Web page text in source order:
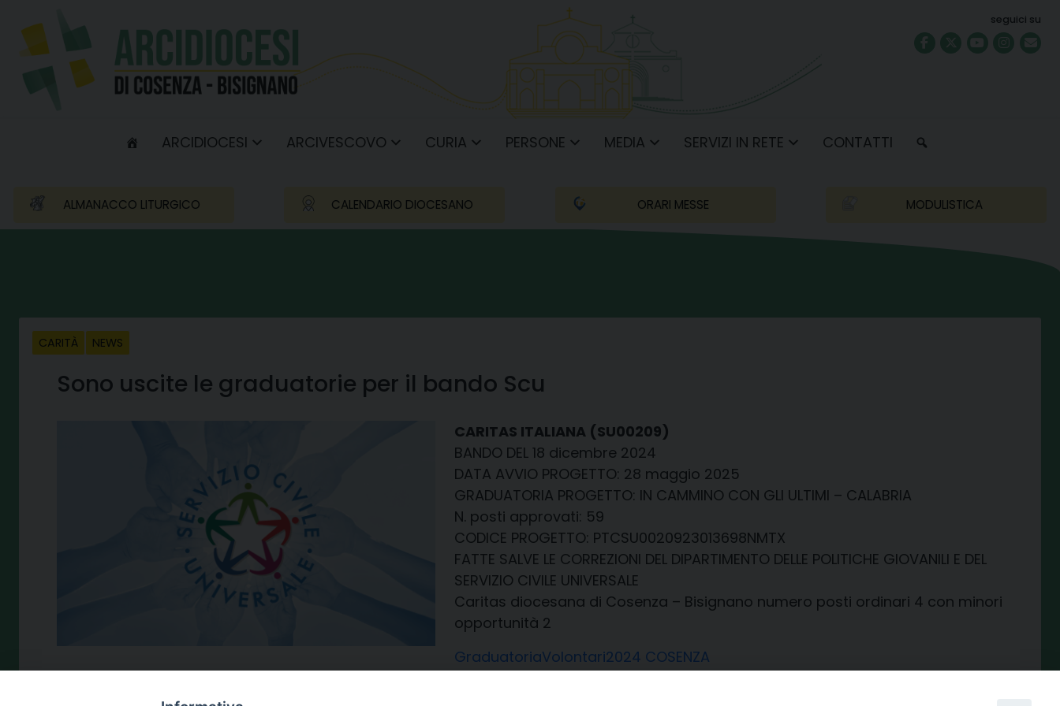
content
seguici su
ARCIDIOCESI ARCIVESCOVO CURIA PERSONE MEDIA SERVIZI IN RETE CONTATTI
ALMANACCO LITURGICO CALENDARIO DIOCESANO ORARI MESSE MODULISTICA
CARITÀ NEWS
Sono uscite le graduatorie per il bando Scu
CARITAS ITALIANA (SU00209)
BANDO DEL 18 dicembre 2024
DATA AVVIO PROGETTO: 28 maggio 2025
GRADUATORIA PROGETTO: IN CAMMINO CON GLI ULTIMI – CALABRIA
N. posti approvati: 59
CODICE PROGETTO: PTCSU0020923013698NMTX
FATTE SALVE LE CORREZIONI DEL DIPARTIMENTO DELLE POLITICHE GIOVANILI E DEL
SERVIZIO CIVILE UNIVERSALE
Caritas diocesana di Cosenza – Bisignano numero posti ordinari 4 con minori
opportunità 2
GraduatoriaVolontari2024 COSENZA